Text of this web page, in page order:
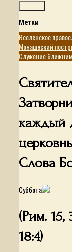
Метки
Вселенское
Монашеский
Служение ближним
каждый
Слова
Суббота
(Рим. 15,
18:4)